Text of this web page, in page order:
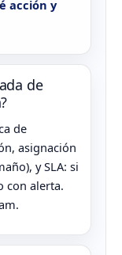
acción y
de
de
asignación
y SLA: si
con alerta.